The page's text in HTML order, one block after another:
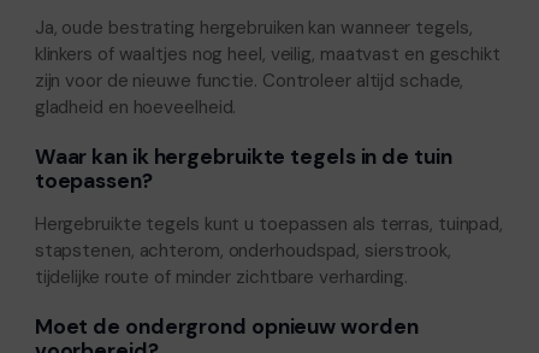
Ja, oude bestrating hergebruiken kan wanneer tegels,
klinkers of waaltjes nog heel, veilig, maatvast en geschikt
zijn voor de nieuwe functie. Controleer altijd schade,
gladheid en hoeveelheid.
Waar kan ik hergebruikte tegels in de tuin
toepassen?
Hergebruikte tegels kunt u toepassen als terras, tuinpad,
stapstenen, achterom, onderhoudspad, sierstrook,
tijdelijke route of minder zichtbare verharding.
Moet de ondergrond opnieuw worden